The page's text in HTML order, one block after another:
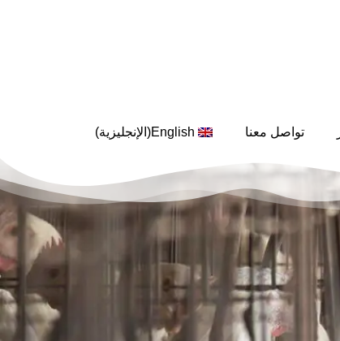
تواصل معنا English
( الإنجليزية)